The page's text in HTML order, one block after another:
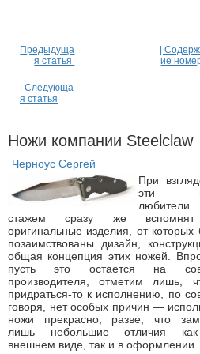
Предыдуща
я статья
|
ие
| Следующа
я статья
Ножи компании Steelclaw
Черноус Сергей
При
эти
стажем сразу же
оригинальные изделия, от которых
позаимствованы дизайн,
общая концепция этих ножей.
пусть это остается на
производителя, отметим лишь,
придраться-то к исполнению, по
говоря, нет особых причин —
ножи прекрасно, разве, что
лишь небольшие отличия
внешнем виде, так и в оформлении.